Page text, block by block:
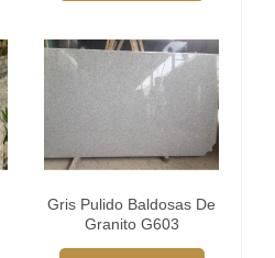
Gris Pulido Baldosas De
Granito G603